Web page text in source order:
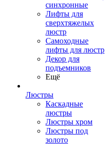
синхронные
Лифты для
сверхтяжелых
люстр
Самоходные
лифты для люстр
Декор для
подъемников
Ещё
Люстры
Каскадные
люстры
Люстры хром
Люстры под
золото